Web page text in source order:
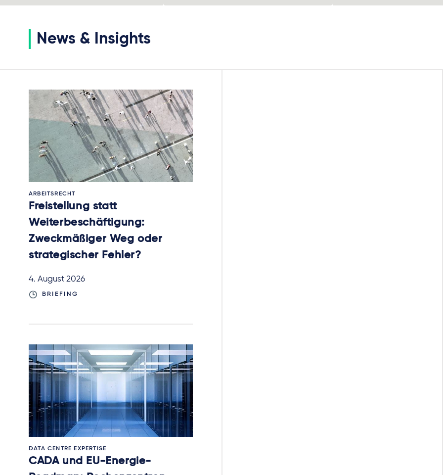
News & Insights
ARBEITSRECHT
Freistellung statt
Weiterbeschäftigung:
Zweckmäßiger Weg oder
strategischer Fehler?
4. August 2026
BRIEFING
DATA CENTRE EXPERTISE
CADA und EU-Energie-